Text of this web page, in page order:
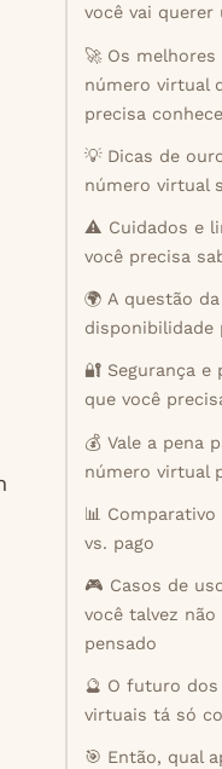
você vai querer
🚀 Os melhores
número virtual
precisa
💡 Dicas de
número virtual
⚠️ Cuidados e
você precisa
🌍 A questão da
disponibilidade
🔐 Segurança e
que você
💰 Vale a pena
número virtual
📊
vs. pago
🎮 Casos de
você talvez não
pensado
🔮 O futuro
virtuais tá só
🎯 Então, qual